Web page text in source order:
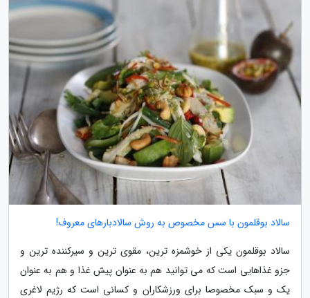
سالاد بوقلمون با سس مخصوص به روش سالادبارهای معروف!
سالاد بوقلمون یکی از خوشمزه ترین، مقوی ترین و سیرکننده ترین و
جزو غذاهایی است که می توانید هم به عنوان پیش غذا و هم به عنوان
یک و سبک مخصوصا برای ورزشکاران و کسانی است که رژیم لاغری